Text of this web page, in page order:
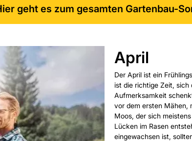
geht es zum gesamten Gartenbau-
April
Der April ist ein
ist die richtige Zeit, sich
Aufmerksamkeit
vor dem ersten Mähen,
Moos, der sich
Lücken im Rasen
eingewachsen ist,